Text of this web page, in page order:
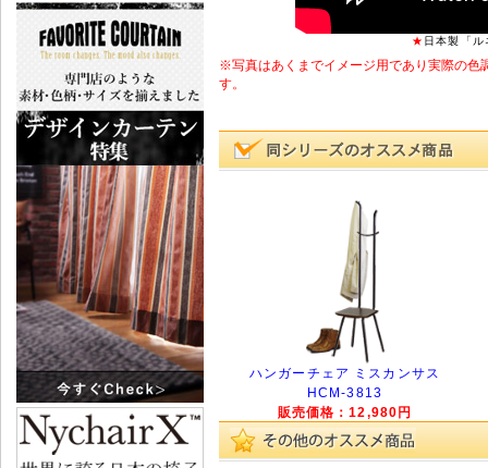
★ 日本製「
※写真はあくまでイメージ用であり実際の色
す。
ハンガーチェア ミスカンサス
HCM-3813
販売価格：12,980円